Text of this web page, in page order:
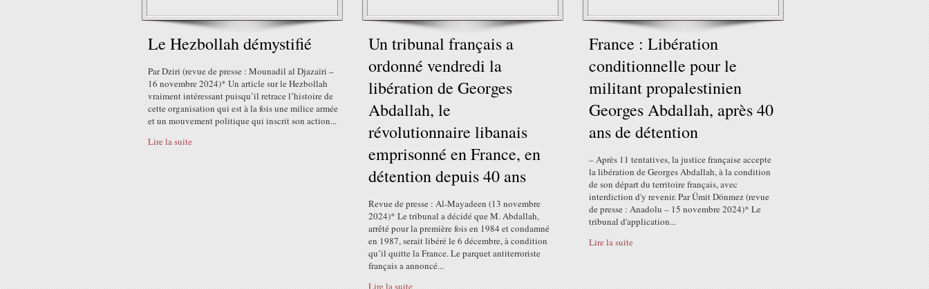
Le Hezbollah démystifié
Par Dziri (revue de presse : Mounadil al Djazaïri –
16 novembre 2024)* Un article sur le Hezbollah
vraiment intéressant puisqu’il retrace l’histoire de
cette organisation qui est à la fois une milice armée
et un mouvement politique qui inscrit son action...
Lire la suite
Un tribunal français a
ordonné vendredi la
libération de Georges
Abdallah, le
révolutionnaire libanais
emprisonné en France, en
détention depuis 40 ans
Revue de presse : Al-Mayadeen (13 novembre
2024)* Le tribunal a décidé que M. Abdallah,
arrêté pour la première fois en 1984 et condamné
en 1987, serait libéré le 6 décembre, à condition
qu’il quitte la France. Le parquet antiterroriste
français a annoncé...
Lire la suite
France : Libération
conditionnelle pour le
militant propalestinien
Georges Abdallah, après 40
ans de détention
– Après 11 tentatives, la justice française accepte
la libération de Georges Abdallah, à la condition
de son départ du territoire français, avec
interdiction d'y revenir. Par Ümit Dönmez (revue
de presse : Anadolu – 15 novembre 2024)* Le
tribunal d'application...
Lire la suite